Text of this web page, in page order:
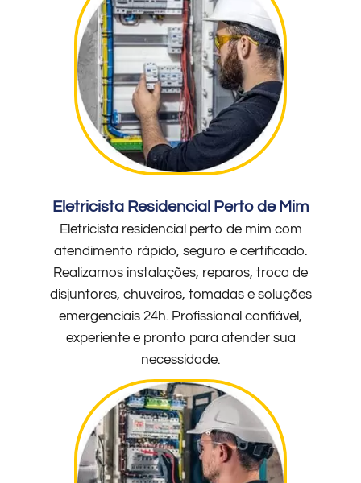
Eletricista Residencial Perto de Mim
Eletricista residencial perto de mim com
atendimento rápido, seguro e certificado.
Realizamos instalações, reparos, troca de
disjuntores, chuveiros, tomadas e soluções
emergenciais 24h. Profissional confiável,
experiente e pronto para atender sua
necessidade.